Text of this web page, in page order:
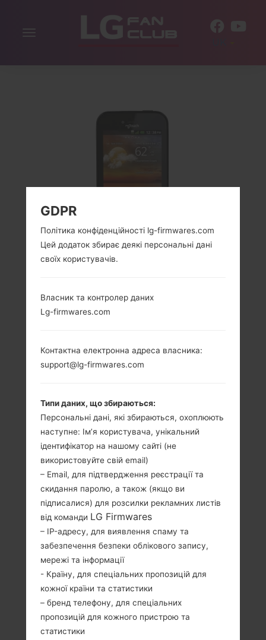
Включити
LG E739 (LGE739) З
СЕРІЇ LG MYTOUCH
3.8 in (~52.6%
співвідношення
екрану до тіла)
480 x 800 пікселів
(~246 щільність
пікселів на дюйм)
108 грам (5.64
унції)
1.0 GHz Scorpion
MSM8255
Snapdragon S2
GDPR
Політика конфіденційності lg-firmwares.com
Цей додаток збирає деякі персональні дані
своїх користувачів.
Власник та контролер даних
Lg-firmwares.com
Контактна електронна адреса власника:
support@lg-firmwares.com
Типи даних, що збираються:
Персональні дані, які збираються, охоплюють
наступне: Ім’я користувача, унікальний
ідентифікатор на нашому сайті (не
використовуйте свій email)
– Email, для підтвердження реєстрації та
скидання паролю, а також (якщо ви
підписалися) для розсилки рекламних листів
від команди LG Firmwares
– IP-адресу, для виявлення спаму та
забезпечення безпеки облікового запису,
мережі та інформації
- Країну, для спеціальних пропозицій для
кожної країни та статистики
– бренд телефону, для спеціальних
пропозицій для кожного пристрою та
статистики